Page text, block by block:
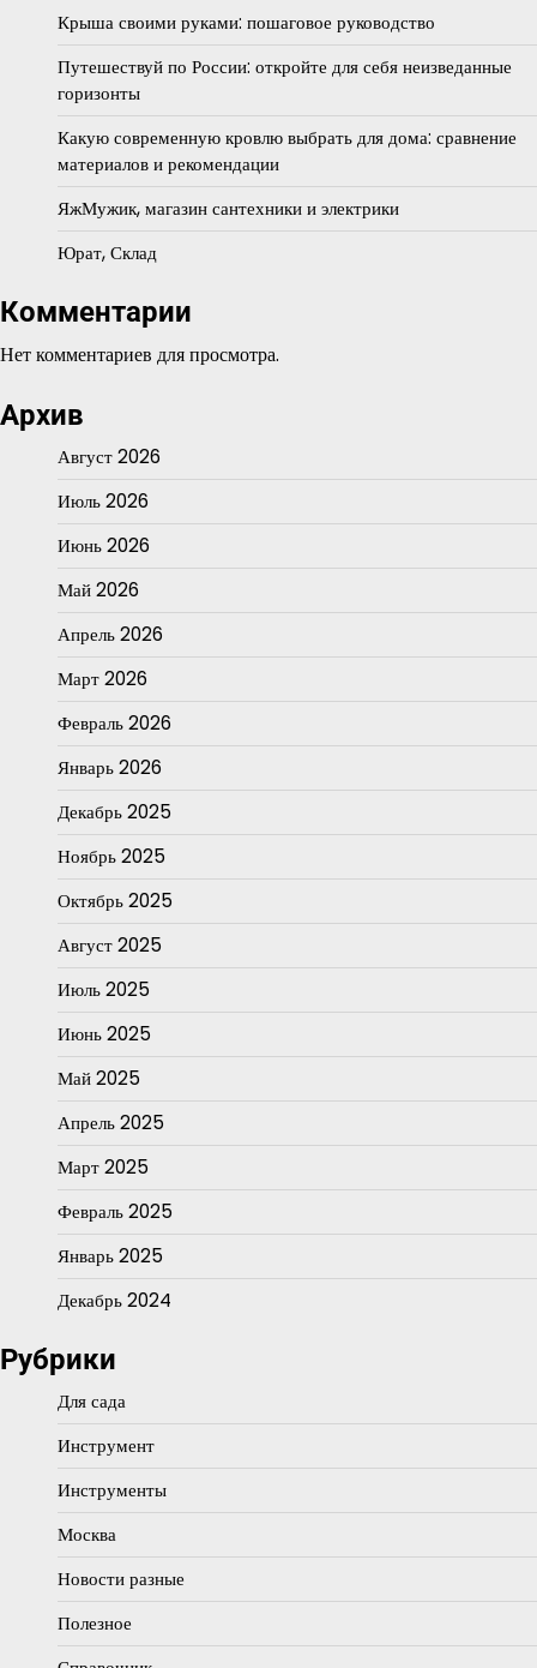
Крыша своими руками: пошаговое руководство
Путешествуй по России: откройте для себя неизведанные
горизонты
Какую современную кровлю выбрать для дома: сравнение
материалов и рекомендации
ЯжМужик, магазин сантехники и электрики
Юрат, Склад
Комментарии
Нет комментариев для просмотра.
Архив
Август 2026
Июль 2026
Июнь 2026
Май 2026
Апрель 2026
Март 2026
Февраль 2026
Январь 2026
Декабрь 2025
Ноябрь 2025
Октябрь 2025
Август 2025
Июль 2025
Июнь 2025
Май 2025
Апрель 2025
Март 2025
Февраль 2025
Январь 2025
Декабрь 2024
Рубрики
Для сада
Инструмент
Инструменты
Москва
Новости разные
Полезное